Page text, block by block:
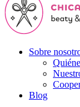
Sobre
Blog